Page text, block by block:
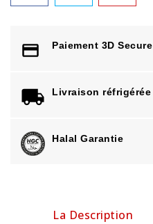
Paiement 3D Secure
Livraison réfrigérée
Halal Garantie
La Description